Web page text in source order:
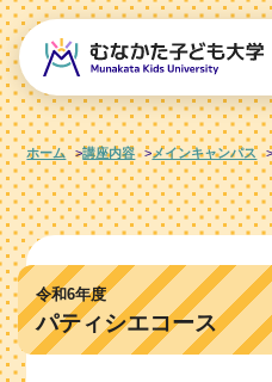
ホーム 講座内容 メインキャンパス
令和6年度
パティシエコース